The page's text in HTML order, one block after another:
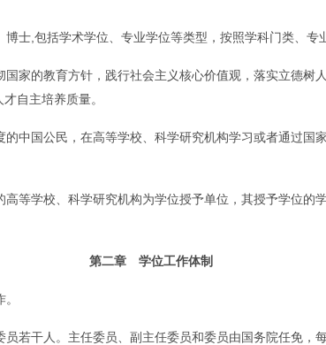
,包括学术学位、专业学位等类型，按照学科门类、专
的教育方针，践行社会主义核心价值观，落实立德树
自主培养质量。
国公民，在高等学校、科学研究机构学习或者通过国
学校、科学研究机构为学位授予单位，其授予学位的
第二章 学位工作体制
干人。主任委员、副主任委员和委员由国务院任免，